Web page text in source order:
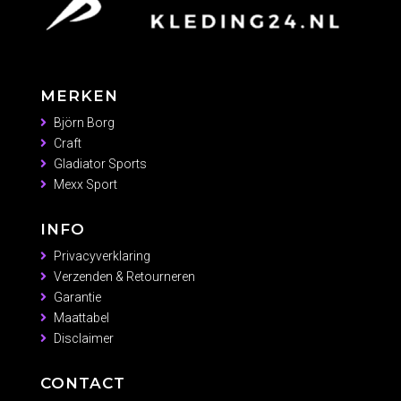
MERKEN
Björn Borg
Craft
Gladiator Sports
Mexx Sport
INFO
Privacyverklaring
Verzenden & Retourneren
Garantie
Maattabel
Disclaimer
CONTACT